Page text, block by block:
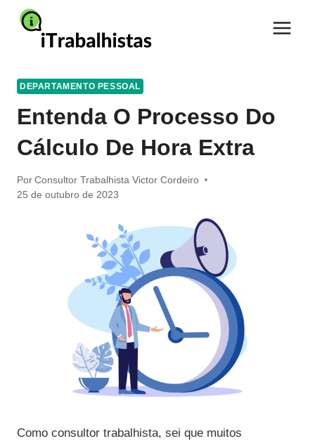
Pular
para
DEPARTAMENTO PESSOAL
Entenda O Processo Do
Cálculo De Hora Extra
Por Consultor Trabalhista Victor Cordeiro
25 de outubro de 2023
Como consultor trabalhista, sei que muitos